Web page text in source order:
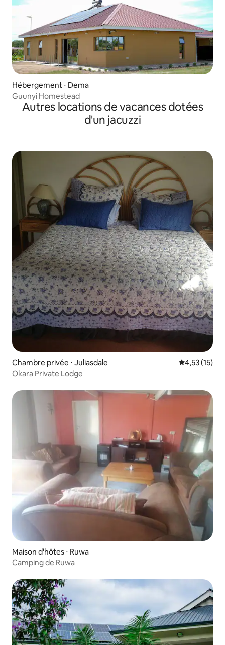
Hébergement ⋅ Dema
Guunyi Homestead
Autres locations de vacances dotées
d'un jacuzzi
Chambre privée ⋅ Juliasdale Évaluation
4,53 (15)
Okara Private Lodge
Maison d'hôtes ⋅ Ruwa
Camping de Ruwa